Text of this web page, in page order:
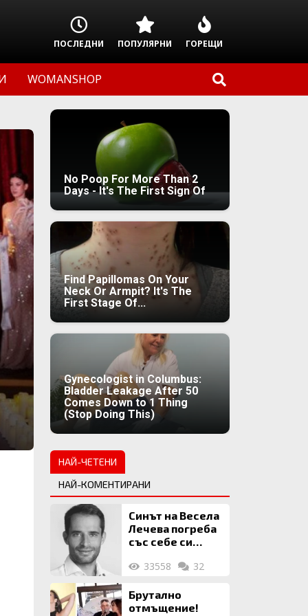
ПОСЛЕДНИ ПОПУЛЯРНИ ГОРЕЩИ
WOMANSHOP
No Poop For More Than 2
Days - It's The First Sign Of
Find Papillomas On Your
Neck Or Armpit? It's The
First Stage Of...
Gynecologist in Columbus:
Bladder Leakage After 50
Comes Down to 1 Thing
(Stop Doing This)
НАЙ-ЧЕТЕНИ
НАЙ-КОМЕНТИРАНИ
Синът на Весела
Лечева погреба
със себе си
млн. евро
33558 32
Брутално
отмъщение!